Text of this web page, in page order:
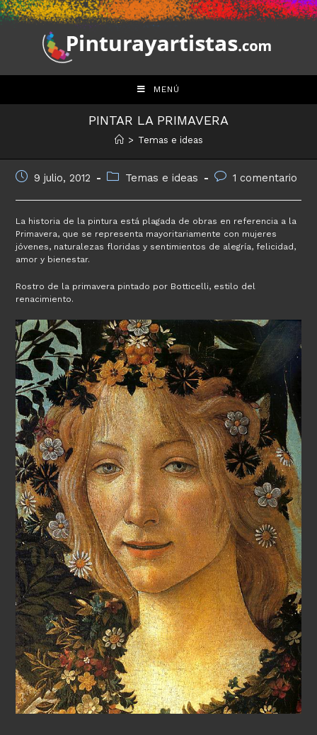
Saltar
al
contenido
MENÚ
PINTAR LA PRIMAVERA
> Temas e ideas
Publicación
entrada:
9 julio, 2012
Categoría
entrada:
Temas e ideas
Comentarios
entrada:
1 comentario
La historia de la pintura está plagada de obras en referencia a la
Primavera, que se representa mayoritariamente con mujeres
jóvenes, naturalezas floridas y sentimientos de alegría, felicidad,
amor y bienestar.
Rostro de la primavera pintado por Botticelli, estilo del
renacimiento.